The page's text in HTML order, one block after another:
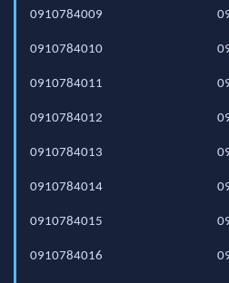
0910784009
0910784010
0910784011
0910784012
0910784013
0910784014
0910784015
0910784016